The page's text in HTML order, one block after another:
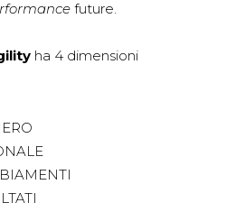
future.
ha 4 dimensioni